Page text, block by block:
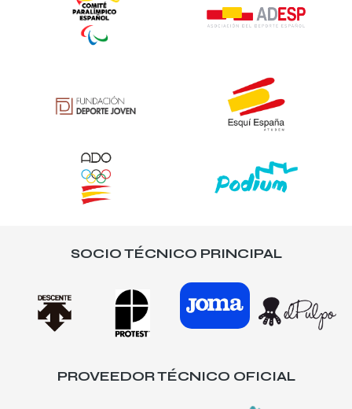
SOCIO TÉCNICO PRINCIPAL
PROVEEDOR TÉCNICO OFICIAL